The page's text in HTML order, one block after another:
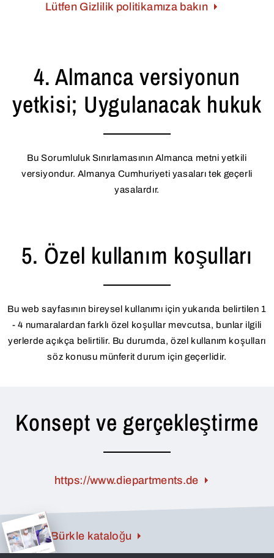
Lütfen Gizlilik politikamıza bakın
4. Almanca versiyonun
yetkisi; Uygulanacak hukuk
Bu Sorumluluk Sınırlamasının Almanca metni yetkili
versiyondur. Almanya Cumhuriyeti yasaları tek geçerli
yasalardır.
5. Özel kullanım koşulları
Bu web sayfasının bireysel kullanımı için yukarıda belirtilen 1
- 4 numaralardan farklı özel koşullar mevcutsa, bunlar ilgili
yerlerde açıkça belirtilir. Bu durumda, özel kullanım koşulları
söz konusu münferit durum için geçerlidir.
Konsept ve gerçekleştirme
https://www.diepartments.de
Bürkle kataloğu